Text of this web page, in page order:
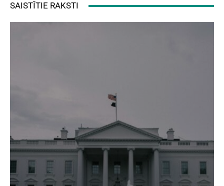
SAISTĪTIE RAKSTI